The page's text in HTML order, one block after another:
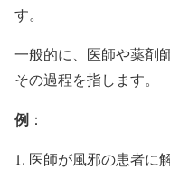
す。
一般的に、医師や薬剤
その過程を指します。
例 ：
医師が風邪の患者に